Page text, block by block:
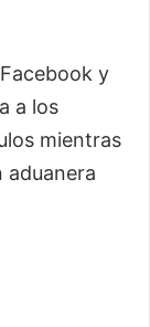
y
a los
mientras
aduanera